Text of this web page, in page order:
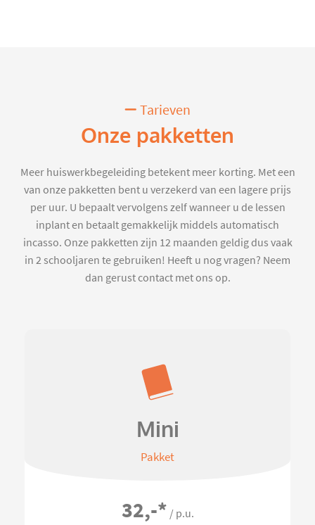
Tarieven
Onze pakketten
Meer huiswerkbegeleiding betekent meer korting. Met een
van onze pakketten bent u verzekerd van een lagere prijs
per uur. U bepaalt vervolgens zelf wanneer u de lessen
inplant en betaalt gemakkelijk middels automatisch
incasso. Onze pakketten zijn 12 maanden geldig dus vaak
in 2 schooljaren te gebruiken! Heeft u nog vragen? Neem
dan gerust contact met ons op.
Mini
Pakket
32,-* / p.u.